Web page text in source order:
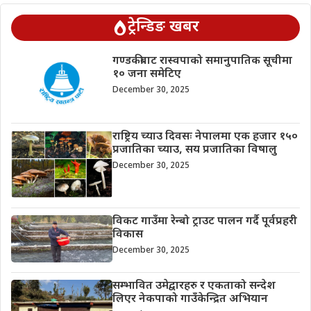
ट्रेन्डिङ खबर
गण्डकीबाट रास्वपाको समानुपातिक सूचीमा
१० जना समेटिए
December 30, 2025
राष्ट्रिय च्याउ दिवसः नेपालमा एक हजार १५०
प्रजातिका च्याउ, सय प्रजातिका विषालु
December 30, 2025
विकट गाउँमा रेन्बो ट्राउट पालन गर्दै पूर्वप्रहरी
विकास
December 30, 2025
सम्भावित उमेद्वारहरु र एकताको सन्देश
लिएर नेकपाको गाउँकेन्द्रित अभियान